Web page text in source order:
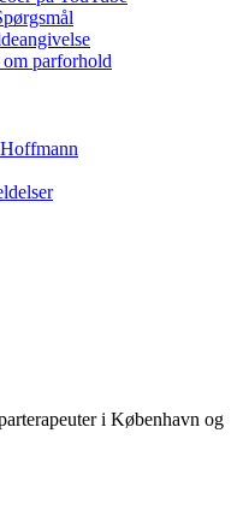
parforhold
i København og